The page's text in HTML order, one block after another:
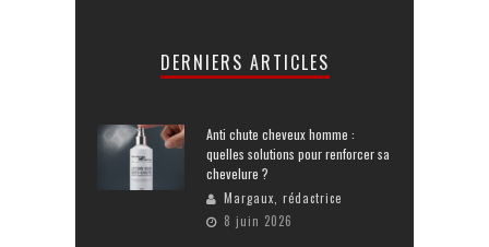
DERNIERS ARTICLES
Anti chute cheveux homme :
quelles solutions pour renforcer sa
chevelure ?
Margaux, rédactrice
8 juin 2026